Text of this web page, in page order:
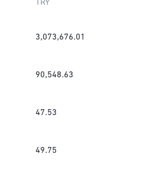
TRY
3,073,676.01
90,548.63
47.53
49.75